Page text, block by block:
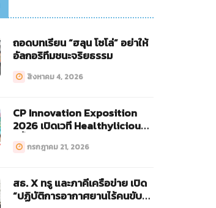
ถอดบทเรียน “ฮลุน โซโล่” อย่าให้
อัลกอริทึมชนะจริยธรรม
สิงหาคม 4, 2026
CP Innovation Exposition
2026 เปิดเวที Healthylicious
กรกฎาคม 21, 2026
สธ. X ทรู และภาคีเครือข่าย เปิด
“ปฏิบัติการอากาศยานไร้คนขับ